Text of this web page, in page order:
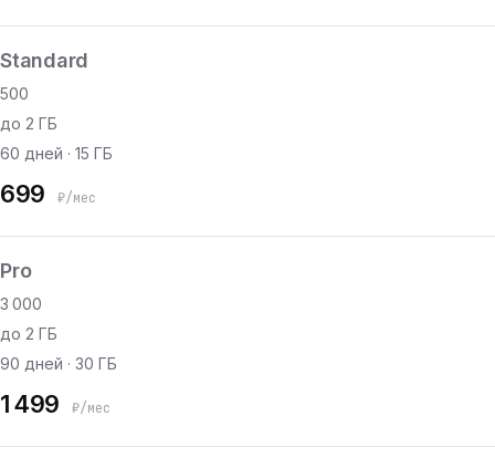
Standard
500
до 2 ГБ
60 дней · 15 ГБ
699 ₽/мес
Pro
3 000
до 2 ГБ
90 дней · 30 ГБ
1 499 ₽/мес